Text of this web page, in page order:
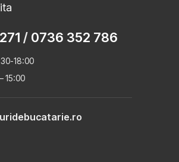
/ 0736 352 786
18:00
15:00